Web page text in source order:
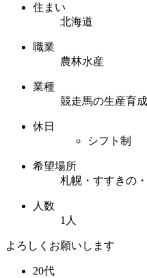
住まい
北海道
職業
農林水産
業種
競走馬の生産育
休日
シフト制
希望場所
札幌・すすきの
人数
1人
よろしくお願いします
20代